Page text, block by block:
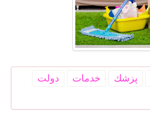
پزشك خدمات
دولت